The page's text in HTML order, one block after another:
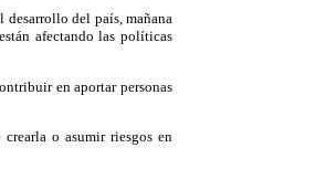
del país, mañana
afectando las políticas
en aportar personas
o asumir riesgos en